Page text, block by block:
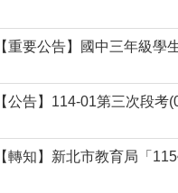
【重要公告】國中三年級學
【公告】114-01第三次段
【轉知】新北市教育局「